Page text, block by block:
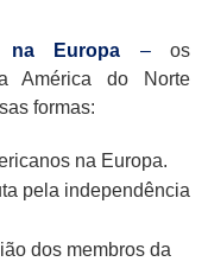
na Europa –os
América do Norte
formas:
na Europa.
pela independência
dos membros da